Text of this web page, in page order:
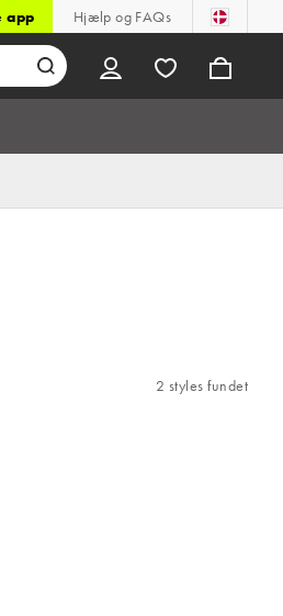
app Hjælp og FAQs
2 styles fundet